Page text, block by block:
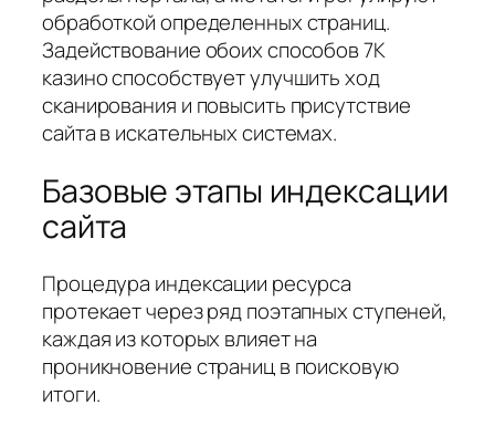
обработкой определенных страниц.
Задействование обоих способов 7К
казино способствует улучшить ход
сканирования и повысить присутствие
сайта в искательных системах.
Базовые этапы индексации
сайта
Процедура индексации ресурса
протекает через ряд поэтапных ступеней,
каждая из которых влияет на
проникновение страниц в поисковую
итоги.